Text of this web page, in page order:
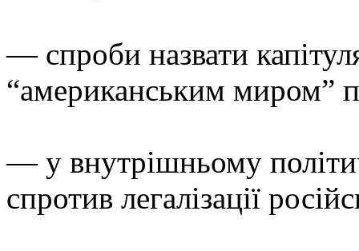
— спроби назвати
“американським миром”
— у внутрішньому
спротив легалізації